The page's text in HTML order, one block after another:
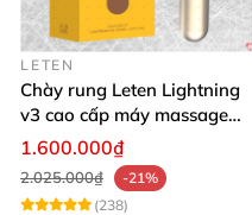
LETEN
Chày rung Leten Lightning
v3 cao cấp máy massage
kích thích mạnh
1.600.000₫
2.025.000₫
-21%
(238)